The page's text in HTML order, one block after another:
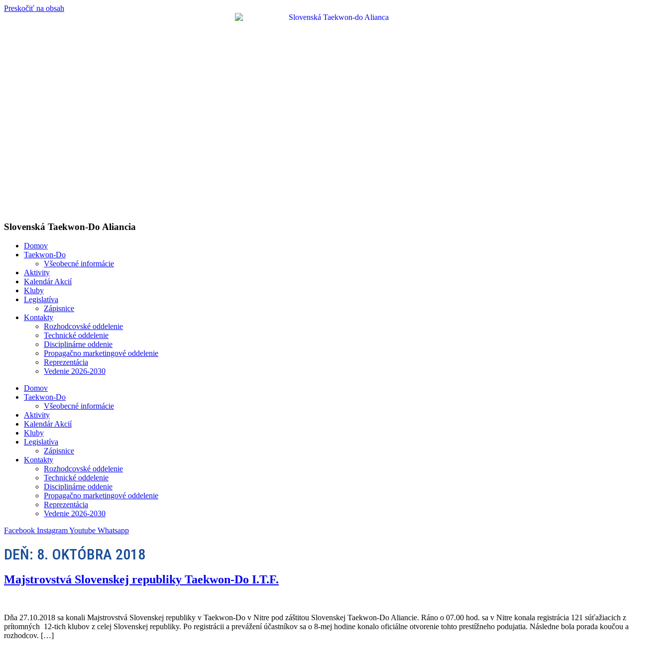
Preskočiť na obsah
Slovenská Taekwon-Do Aliancia
Domov
Taekwon-Do
Všeobecné informácie
Aktivity
Kalendár Akcií
Kluby
Legislatíva
Zápisnice
Kontakty
Rozhodcovské oddelenie
Technické oddelenie
Disciplinárne oddenie
Propagačno marketingové oddelenie
Reprezentácia
Vedenie 2026-2030
Domov
Taekwon-Do
Všeobecné informácie
Aktivity
Kalendár Akcií
Kluby
Legislatíva
Zápisnice
Kontakty
Rozhodcovské oddelenie
Technické oddelenie
Disciplinárne oddenie
Propagačno marketingové oddelenie
Reprezentácia
Vedenie 2026-2030
Facebook InstagramYoutube Whatsapp
DEŇ: 8. OKTÓBRA 2018
Majstrovstvá Slovenskej republiky Taekwon-Do I.T.F.
Dňa 27.10.2018 sa konali Majstrovstvá Slovenskej republiky v Taekwon-Do v Nitre pod záštitou Slovenskej Taekwon-Do Aliancie. Ráno o 07.00 hod. sa v Nitre konala registrácia 121 súťažiacich z
prítomných 12-tich klubov z celej Slovenskej republiky. Po registrácii a prevážení účastníkov sa o 8-mej hodine konalo oficiálne otvorenie tohto prestížneho podujatia. Následne bola porada koučou a
rozhodcov. […]